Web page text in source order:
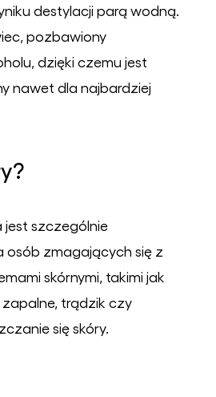
destylacji parą wodną.
pozbawiony
dzięki czemu jest
nawet dla najbardziej
jest szczególnie
osób zmagających się z
skórnymi, takimi jak
trądzik czy
się skóry.